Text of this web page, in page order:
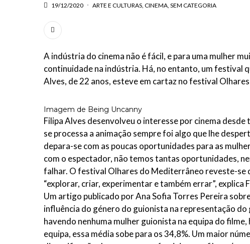
19/12/2020
ARTE E CULTURAS CINEMA SEM CATEGORIA
A indústria do cinema não é fácil, e para uma mulher
continuidade na indústria. Há, no entanto, um festival
Alves, de 22 anos, esteve em cartaz no festival
Imagem de Being Uncanny
Filipa Alves desenvolveu o interesse por cinema
se processa a animação sempre foi algo que lhe
depara-se com as poucas oportunidades para as
com o espectador, não temos tantas oportunidades,
falhar. O festival Olhares do Mediterrâneo reveste-se
“explorar, criar, experimentar e também errar”, explica
Um artigo publicado por Ana Sofia Torres Pereira
influência do género do guionista na representação
havendo nenhuma mulher guionista na equipa do
equipa, essa média sobe para os 34,8%. Um maior